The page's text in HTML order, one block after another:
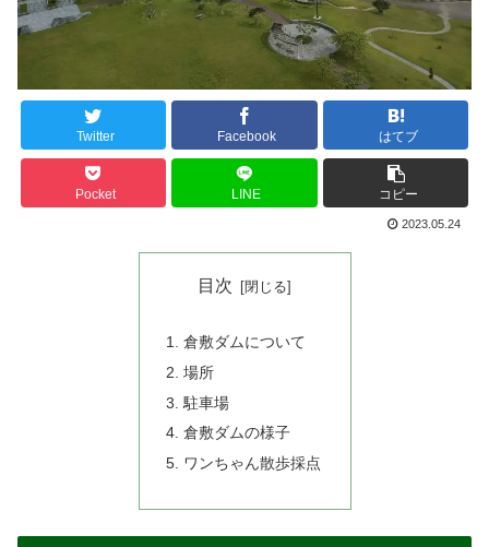
Twitter Facebook はてブ
Pocket LINE コピー
2023.05.24
目次
倉敷ダムについて
場所
駐車場
倉敷ダムの様子
ワンちゃん散歩採点